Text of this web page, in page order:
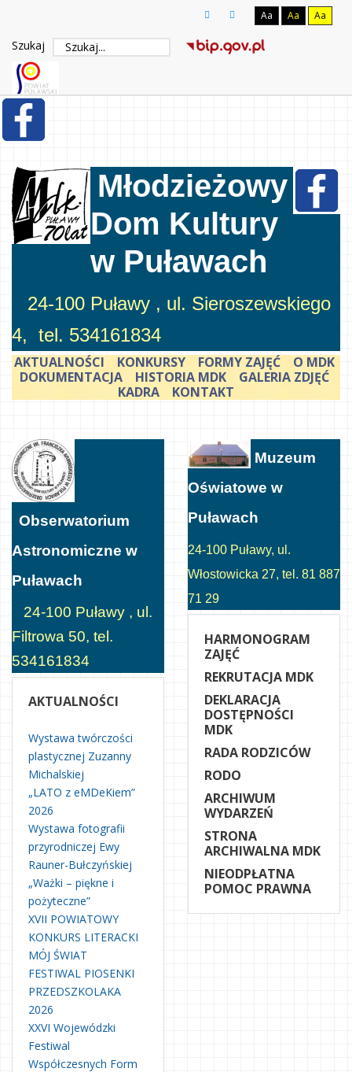
Aa Aa Aa
Szukaj
Młodzieżowy
Dom Kultury
w Puławach
24-100 Puławy , ul. Sieroszewskiego
4, tel. 534161834
AKTUALNOŚCI KONKURSY FORMY ZAJĘĆ
O MDK
DOKUMENTACJA
HISTORIA MDK
GALERIA ZDJĘĆ
KADRA
KONTAKT
Obserwatorium
Astronomiczne w
Puławach
24-100 Puławy , ul.
Filtrowa 50, tel.
534161834
AKTUALNOŚCI
Wystawa twórczości
plastycznej Zuzanny
Michalskiej
„LATO z eMDeKiem”
2026
Wystawa fotografii
przyrodniczej Ewy
Rauner-Bułczyńskiej
„Ważki – piękne i
pożyteczne”
XVII POWIATOWY
KONKURS LITERACKI
MÓJ ŚWIAT
FESTIWAL PIOSENKI
PRZEDSZKOLAKA
2026
XXVI Wojewódzki
Festiwal
Współczesnych Form
Muzeum
Oświatowe w
Puławach
24-100 Puławy, ul.
Włostowicka 27, tel. 81 887
71 29
HARMONOGRAM
ZAJĘĆ
REKRUTACJA MDK
DEKLARACJA
DOSTĘPNOŚCI
MDK
RADA RODZICÓW
RODO
ARCHIWUM
WYDARZEŃ
STRONA
ARCHIWALNA MDK
NIEODPŁATNA
POMOC PRAWNA